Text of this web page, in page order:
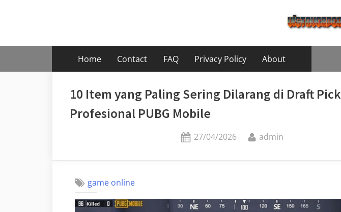
Home Contact FAQ Privacy Policy About
10 Item yang Paling Sering Dilarang di Draft Pick
Profesional PUBG Mobile
Posted
27/04/2026 By
admin
game online